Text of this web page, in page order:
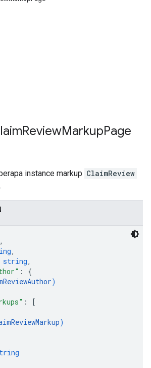
ReviewMarkupPage
instance markup ClaimReview
,
,
string,
: {
)
:
[
)